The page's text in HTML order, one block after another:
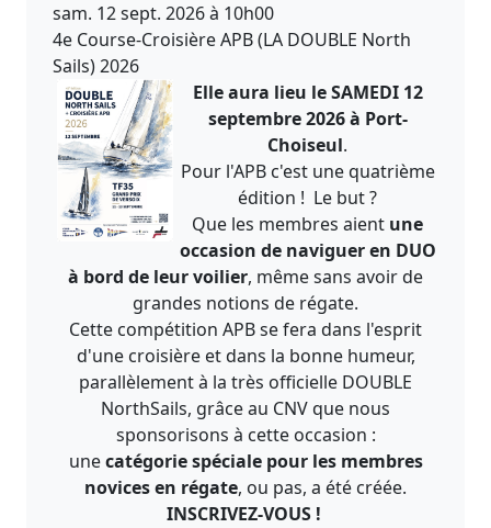
sam. 12 sept. 2026 à 10h00
4e Course-Croisière APB (LA DOUBLE North
Sails) 2026
Elle aura lieu le SAMEDI 12
septembre 2026 à Port-
Choiseul.
Pour l'APB c'est une quatrième
édition ! Le but ?
Que les membres aient une
occasion de naviguer en DUO
à bord de leur voilier, même sans avoir de
grandes notions de régate.
Cette compétition APB se fera dans l'esprit
d'une croisière et dans la bonne humeur,
parallèlement à la très officielle DOUBLE
NorthSails, grâce au CNV que nous
sponsorisons à cette occasion :
unecatégorie spéciale pour les membres
novices en régate, ou pas, a été créée.
INSCRIVEZ-VOUS !